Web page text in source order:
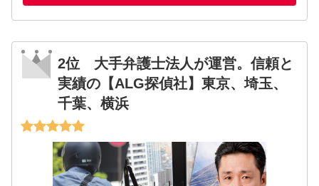
2位 大手弁護士法人が運営。信頼と
実績の【ALG探偵社】東京、埼玉、
千葉、横浜